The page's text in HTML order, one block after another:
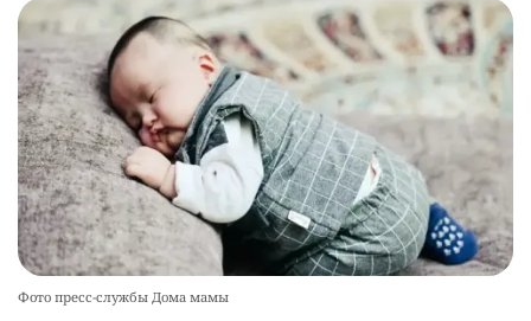
📹 В семи турмаршрутах Бурабая
устанавливают поворотные камеры с
видеоаналитикой
2310 1 21
Фото пресс-службы Дома мамы